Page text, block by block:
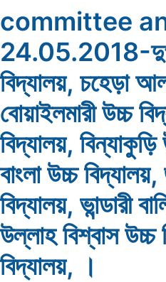
committee
24.05.2018-
বিদ্যালয়, চহেড়া
বোয়াইলমারী উচ্চ
বিদ্যালয়,
বাংলা উচ্চ
বিদ্যালয়, ভান্ডারী
উল্লাহ বিশ্বাস উচ্চ
বিদ্যালয়, ।